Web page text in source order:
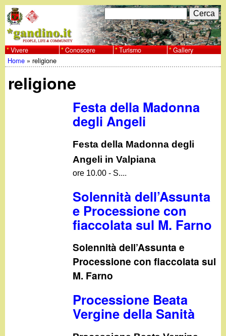
al
contenuto
w
w
F
o
r
d
i
r
i
c
e
r
a
C
e
r
c
Vivere Conoscere Turismo Gallery
sei
Home »religione
religione
Festa della Madonna
degli Angeli
Festa della Madonna degli
Angeli in Valpiana
ore 10.00 - S....
Solennità dell’Assunta
e Processione con
fiaccolata sul M. Farno
Solennità dell’Assunta e
Processione con fiaccolata sul
M. Farno
Processione Beata
Vergine della Sanità